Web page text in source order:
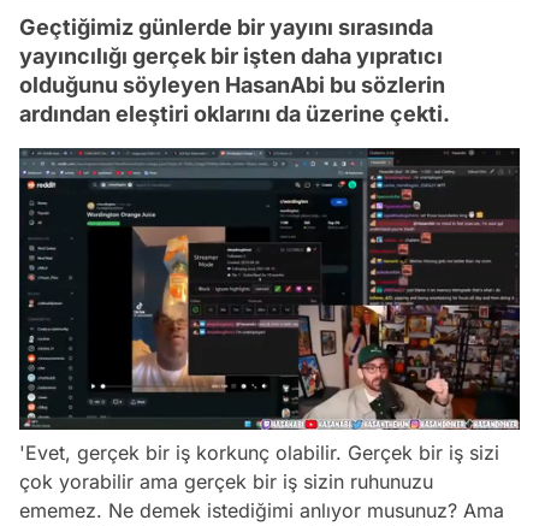
Geçtiğimiz günlerde bir yayını sırasında
yayıncılığı gerçek bir işten daha yıpratıcı
olduğunu söyleyen HasanAbi bu sözlerin
ardından eleştiri oklarını da üzerine çekti.
'Evet, gerçek bir iş korkunç olabilir. Gerçek bir iş sizi
çok yorabilir ama gerçek bir iş sizin ruhunuzu
ememez. Ne demek istediğimi anlıyor musunuz? Ama